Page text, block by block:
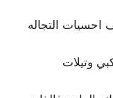
احسيات التجاله
وتيلات